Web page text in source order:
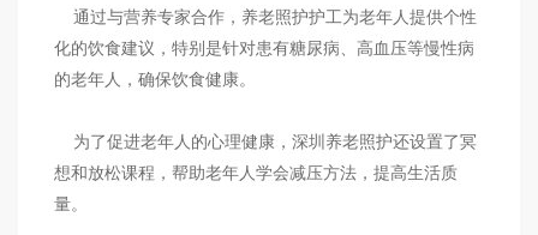
通过与营养专家合作，养老照护护工为老年人提供个性
化的饮食建议，特别是针对患有糖尿病、高血压等慢性病
的老年人，确保饮食健康。
为了促进老年人的心理健康，深圳养老照护还设置了冥
想和放松课程，帮助老年人学会减压方法，提高生活质
量。